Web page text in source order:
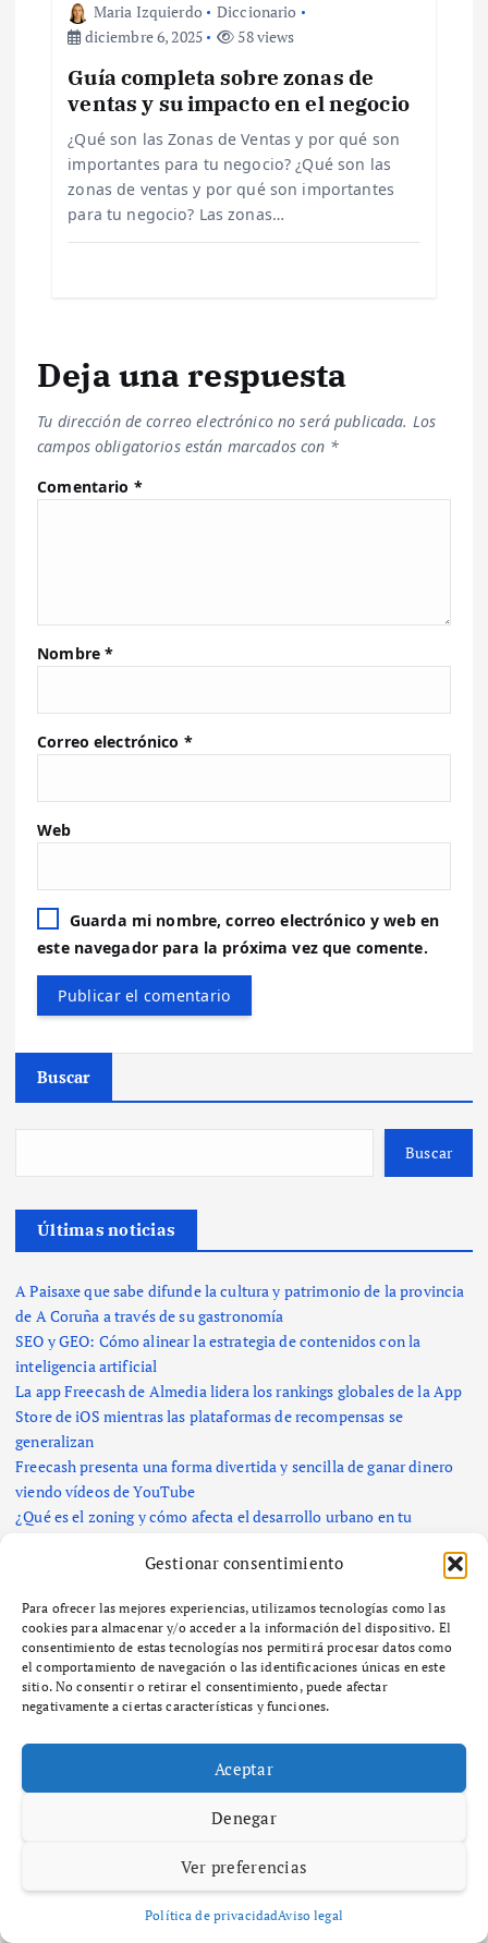
Gestionar consentimiento
Para ofrecer las mejores experiencias, utilizamos tecnologías como las
cookies para almacenar y/o acceder a la información del dispositivo. El
consentimiento de estas tecnologías nos permitirá procesar datos como
el comportamiento de navegación o las identificaciones únicas en este
sitio. No consentir o retirar el consentimiento, puede afectar
negativamente a ciertas características y funciones.
Aceptar
Denegar
Ver preferencias
Política de privacidadAviso legal
Maria Izquierdo
Diccionario
diciembre 6, 2025
58 views
Guía completa sobre zonas de
ventas y su impacto en el negocio
¿Qué son las Zonas de Ventas y por qué son
importantes para tu negocio? ¿Qué son las
zonas de ventas y por qué son importantes
para tu negocio? Las zonas…
Deja una respuesta
Tu dirección de correo electrónico no será publicada. Los
campos obligatorios están marcados con *
Comentario *
Nombre*
Correo electrónico *
Web
Guarda mi nombre, correo electrónico y web en
este navegador para la próxima vez que comente.
Buscar
Buscar
Últimas noticias
A Paisaxe que sabe difunde la cultura y patrimonio de la provincia
de A Coruña a través de su gastronomía
SEO y GEO: Cómo alinear la estrategia de contenidos con la
inteligencia artificial
La app Freecash de Almedia lidera los rankings globales de la App
Store de iOS mientras las plataformas de recompensas se
generalizan
Freecash presenta una forma divertida y sencilla de ganar dinero
viendo vídeos de YouTube
¿Qué es el zoning y cómo afecta el desarrollo urbano en tu
Comentarios recientes
No hay comentarios que mostrar.
Comercio, Empresa y Negocios
VIP